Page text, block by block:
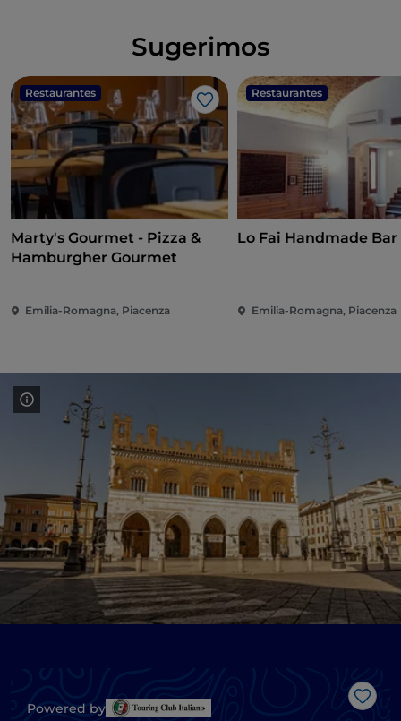
Sugerimos
Restaurantes
Me gusta
Marty's Gourmet - Pizza &
Hamburgher Gourmet
Emilia-Romagna, Piacenza
Restaurantes
Lo Fai Handmade Bar
Emilia-Romagna, Piacenza
Me
Powered by